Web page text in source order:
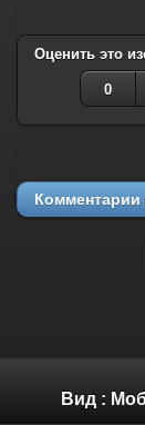
Оценить это
0
Комментарии
Вид :